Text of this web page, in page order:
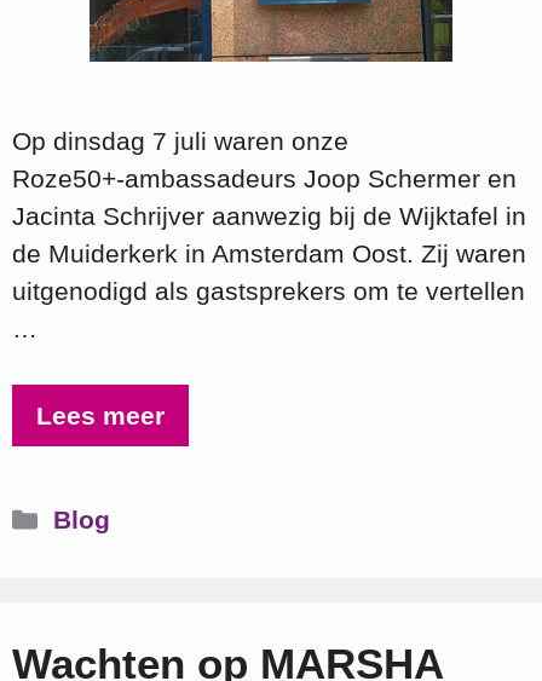
Op dinsdag 7 juli waren onze
Roze50+‑ambassadeurs Joop Schermer en
Jacinta Schrijver aanwezig bij de Wijktafel in
de Muiderkerk in Amsterdam Oost. Zij waren
uitgenodigd als gastsprekers om te vertellen
…
Lees meer
Categorieën
Blog
Wachten op MARSHA